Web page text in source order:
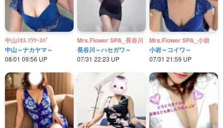
中山ﾐｾｽ·ﾌﾗﾜｰｽﾊﾟ
中山～ナカヤマ～
08/01 09:56 UP
Mrs.Flower SPA_長谷川
長谷川～ハセガワ～
07/31 22:23 UP
Mrs.Flower SPA_小岩
小岩～コイワ～
07/31 21:59 UP